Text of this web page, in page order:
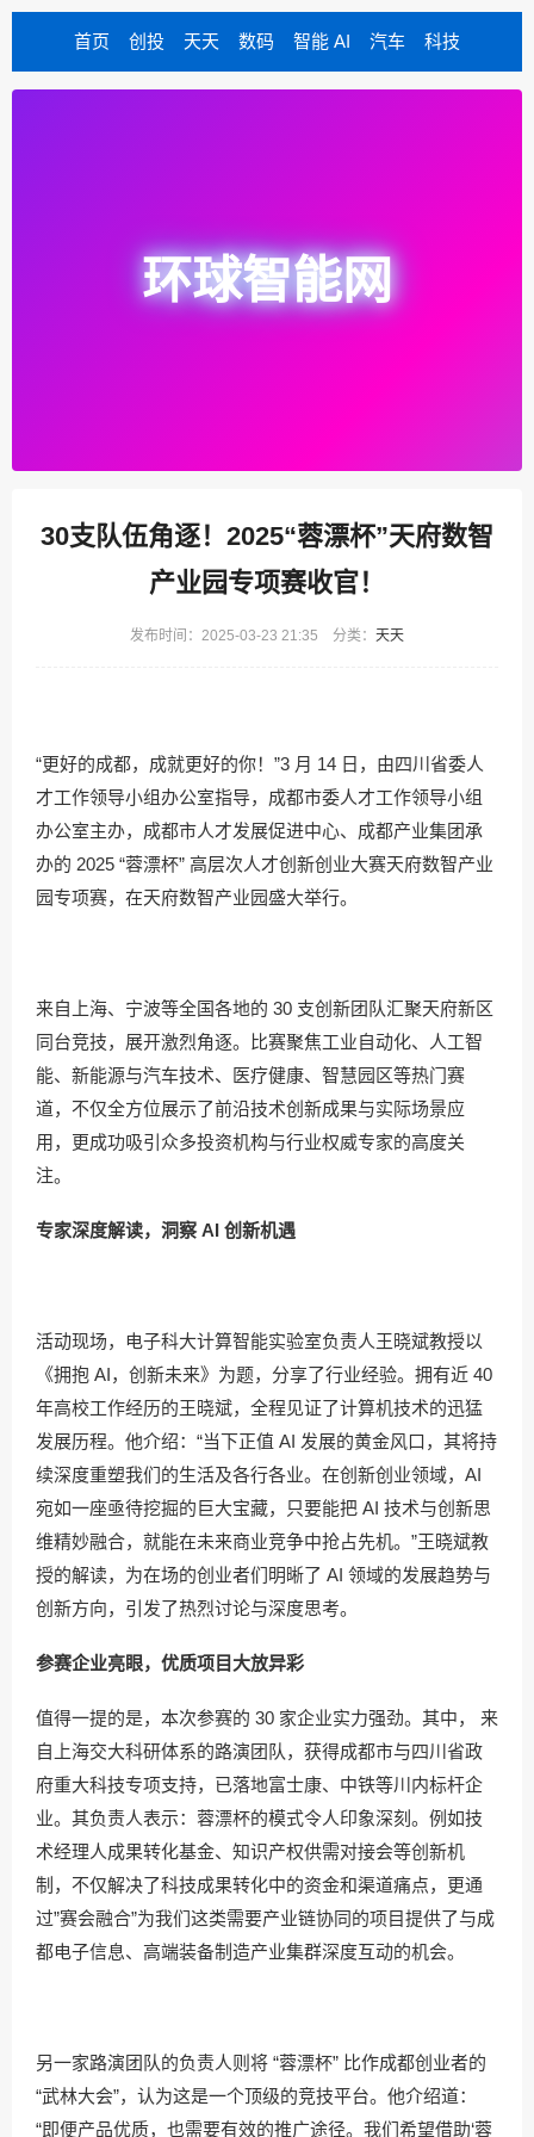
首页 创投 天天 数码 智能 AI 汽车 科技
环球智能网
30支队伍角逐！2025“蓉漂杯”天府数智
产业园专项赛收官！
发布时间：2025-03-23 21:35 分类： 天天
“更好的成都，成就更好的你！”3 月 14 日，由四川省委人
才工作领导小组办公室指导，成都市委人才工作领导小组
办公室主办，成都市人才发展促进中心、成都产业集团承
办的 2025 “蓉漂杯” 高层次人才创新创业大赛天府数智产业
园专项赛，在天府数智产业园盛大举行。
来自上海、宁波等全国各地的 30 支创新团队汇聚天府新区
同台竞技，展开激烈角逐。比赛聚焦工业自动化、人工智
能、新能源与汽车技术、医疗健康、智慧园区等热门赛
道，不仅全方位展示了前沿技术创新成果与实际场景应
用，更成功吸引众多投资机构与行业权威专家的高度关
注。
专家深度解读，洞察 AI 创新机遇
活动现场，电子科大计算智能实验室负责人王晓斌教授以
《拥抱 AI，创新未来》为题，分享了行业经验。拥有近 40
年高校工作经历的王晓斌，全程见证了计算机技术的迅猛
发展历程。他介绍：“当下正值 AI 发展的黄金风口，其将持
续深度重塑我们的生活及各行各业。在创新创业领域，AI
宛如一座亟待挖掘的巨大宝藏，只要能把 AI 技术与创新思
维精妙融合，就能在未来商业竞争中抢占先机。”王晓斌教
授的解读，为在场的创业者们明晰了 AI 领域的发展趋势与
创新方向，引发了热烈讨论与深度思考。
参赛企业亮眼，优质项目大放异彩
值得一提的是，本次参赛的 30 家企业实力强劲。其中， 来
自上海交大科研体系的路演团队，获得成都市与四川省政
府重大科技专项支持，已落地富士康、中铁等川内标杆企
业。其负责人表示：蓉漂杯的模式令人印象深刻。例如技
术经理人成果转化基金、知识产权供需对接会等创新机
制，不仅解决了科技成果转化中的资金和渠道痛点，更通
过”赛会融合”为我们这类需要产业链协同的项目提供了与成
都电子信息、高端装备制造产业集群深度互动的机会。
另一家路演团队的负责人则将 “蓉漂杯” 比作成都创业者的
“武林大会”，认为这是一个顶级的竞技平台。他介绍道：
“即便产品优质，也需要有效的推广途径。我们希望借助‘蓉